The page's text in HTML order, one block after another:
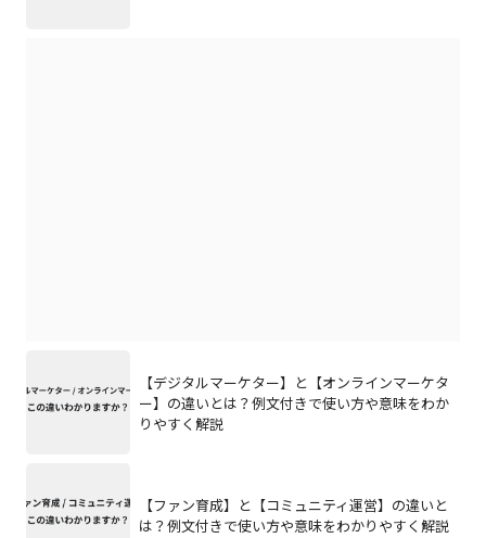
【デジタルマーケター】と【オンラインマーケタ
ー】の違いとは？例文付きで使い方や意味をわか
りやすく解説
【ファン育成】と【コミュニティ運営】の違いと
は？例文付きで使い方や意味をわかりやすく解説